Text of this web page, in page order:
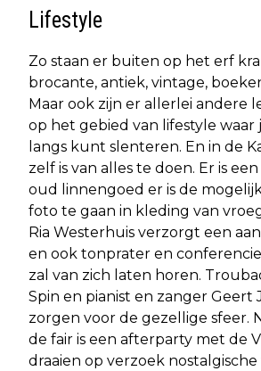
Lifestyle
Zo staan er buiten op het erf
brocante, antiek, vintage,
Maar ook zijn er allerlei andere
op het gebied van lifestyle waar
langs kunt slenteren. En in de
zelf is van alles te doen. Er is
oud linnengoed er is de
foto te gaan in kleding van
Ria Westerhuis verzorgt een
en ook tonprater en
zal van zich laten horen.
Spin en pianist en zanger Geert
zorgen voor de gezellige sfeer.
de fair is een afterparty met de
draaien op verzoek nostalgische